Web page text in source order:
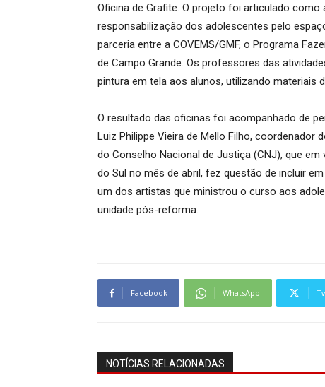
Oficina de Grafite. O projeto foi articulado
responsabilização dos adolescentes pelo
parceria entre a COVEMS/GMF, o Programa
de Campo Grande. Os professores das
pintura em tela aos alunos, utilizando materiais
O resultado das oficinas foi acompanhado de
Luiz Philippe Vieira de Mello Filho,
do Conselho Nacional de Justiça (CNJ), que
do Sul no mês de abril, fez questão de incluir
um dos artistas que ministrou o curso aos
unidade pós-reforma.
Facebook WhatsApp
NOTÍCIAS RELACIONADAS